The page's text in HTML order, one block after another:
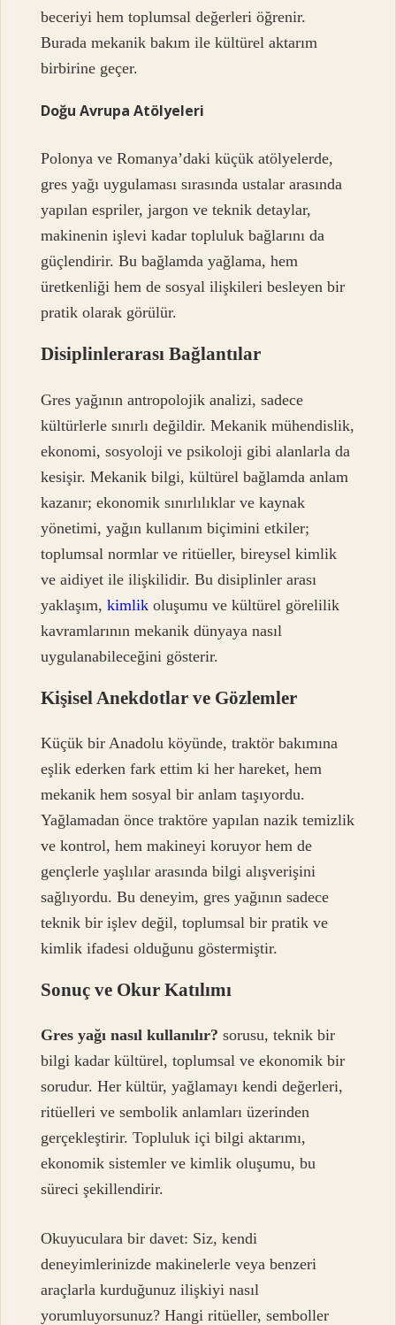
beceriyi hem toplumsal değerleri öğrenir.
Burada mekanik bakım ile kültürel aktarım
birbirine geçer.
Doğu Avrupa Atölyeleri
Polonya ve Romanya’daki küçük atölyelerde,
gres yağı uygulaması sırasında ustalar arasında
yapılan espriler, jargon ve teknik detaylar,
makinenin işlevi kadar topluluk bağlarını da
güçlendirir. Bu bağlamda yağlama, hem
üretkenliği hem de sosyal ilişkileri besleyen bir
pratik olarak görülür.
Disiplinlerarası Bağlantılar
Gres yağının antropolojik analizi, sadece
kültürlerle sınırlı değildir. Mekanik mühendislik,
ekonomi, sosyoloji ve psikoloji gibi alanlarla da
kesişir. Mekanik bilgi, kültürel bağlamda anlam
kazanır; ekonomik sınırlılıklar ve kaynak
yönetimi, yağın kullanım biçimini etkiler;
toplumsal normlar ve ritüeller, bireysel kimlik
ve aidiyet ile ilişkilidir. Bu disiplinler arası
yaklaşım,kimlik oluşumu ve kültürel görelilik
kavramlarının mekanik dünyaya nasıl
uygulanabileceğini gösterir.
Kişisel Anekdotlar ve Gözlemler
Küçük bir Anadolu köyünde, traktör bakımına
eşlik ederken fark ettim ki her hareket, hem
mekanik hem sosyal bir anlam taşıyordu.
Yağlamadan önce traktöre yapılan nazik temizlik
ve kontrol, hem makineyi koruyor hem de
gençlerle yaşlılar arasında bilgi alışverişini
sağlıyordu. Bu deneyim, gres yağının sadece
teknik bir işlev değil, toplumsal bir pratik ve
kimlik ifadesi olduğunu göstermiştir.
Sonuç ve Okur Katılımı
Gres yağı nasıl kullanılır? sorusu, teknik bir
bilgi kadar kültürel, toplumsal ve ekonomik bir
sorudur. Her kültür, yağlamayı kendi değerleri,
ritüelleri ve sembolik anlamları üzerinden
gerçekleştirir. Topluluk içi bilgi aktarımı,
ekonomik sistemler ve kimlik oluşumu, bu
süreci şekillendirir.
Okuyuculara bir davet: Siz, kendi
deneyimlerinizde makinelerle veya benzeri
araçlarla kurduğunuz ilişkiyi nasıl
yorumluyorsunuz? Hangi ritüeller, semboller